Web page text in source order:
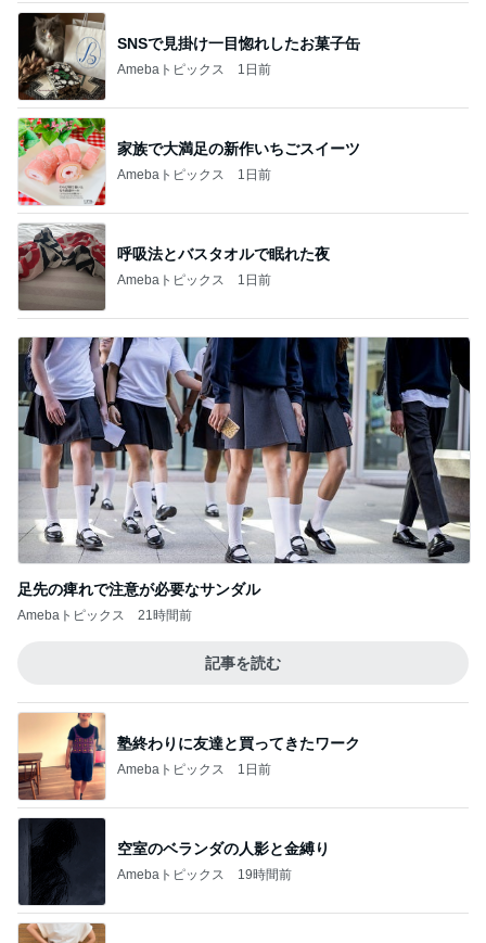
SNSで見掛け一目惚れしたお菓子缶
Amebaトピックス 1日前
家族で大満足の新作いちごスイーツ
Amebaトピックス 1日前
呼吸法とバスタオルで眠れた夜
Amebaトピックス 1日前
足先の痺れで注意が必要なサンダル
Amebaトピックス 21時間前
記事を読む
塾終わりに友達と買ってきたワーク
Amebaトピックス 1日前
空室のベランダの人影と金縛り
Amebaトピックス 19時間前